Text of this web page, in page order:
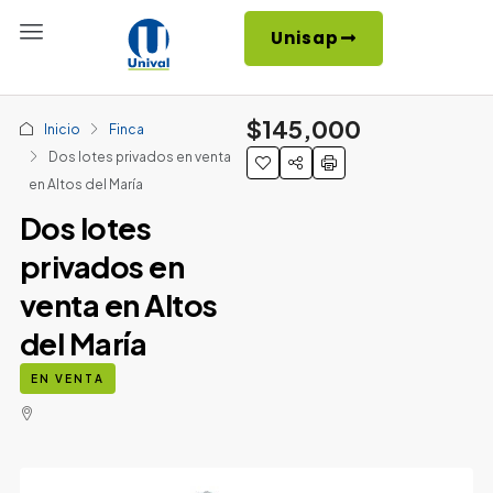
Unisap
Inicio
Finca
Dos lotes privados en venta
en Altos del María
Dos lotes
privados en
venta en Altos
del María
EN VENTA
$145,000